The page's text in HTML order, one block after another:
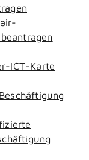
ICT-Karte